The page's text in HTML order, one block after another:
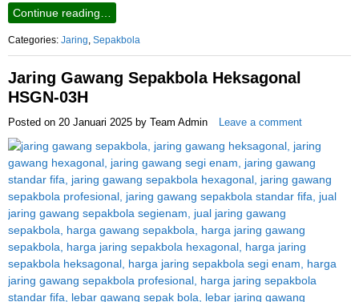
Continue reading…
Categories: Jaring, Sepakbola
Jaring Gawang Sepakbola Heksagonal
HSGN-03H
Posted on 20 Januari 2025 by Team Admin Leave a comment